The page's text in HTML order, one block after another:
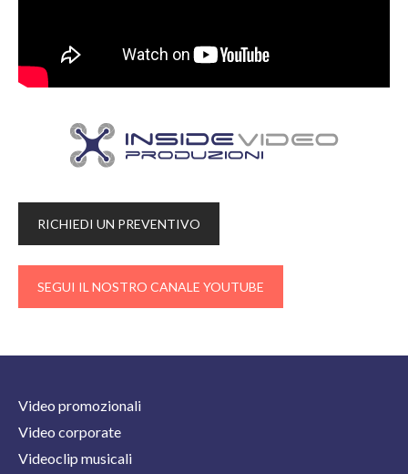
RICHIEDI UN PREVENTIVO
SEGUI IL NOSTRO CANALE YOUTUBE
Video promozionali
Video corporate
Videoclip musicali